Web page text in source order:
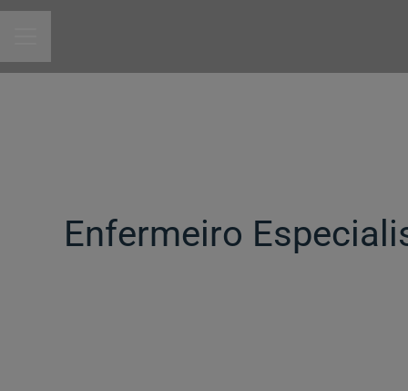
Enfermeiro